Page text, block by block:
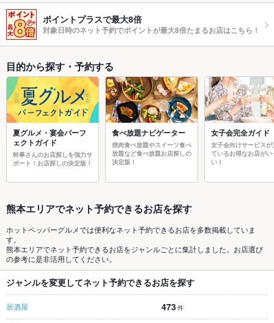
ポイントプラスで最大8倍
対象日時のネット予約でポイントが最大8倍たまるお店はこちら！
目的から探す・予約する
夏グルメ・宴会パーフ
ェクトガイド
幹事さんのお店探しを強力サ
ポート！お店探しの決定版！
食べ放題ナビゲーター
焼肉食べ放題やスイーツ食べ
放題など食べ放題お店探しの
決定版！
女子会完全ガイド
女子会向けサービスが
ているお得なお店がい
い！
熊本エリアでネット予約できるお店を探す
ホットペッパーグルメでは便利なネット予約できるお店を多数掲載していま
す。
熊本エリアでネット予約できるお店をジャンルごとに集計しました。お店選び
の参考に是非活用してください。
ジャンルを変更してネット予約できるお店を探す
居酒屋 473件